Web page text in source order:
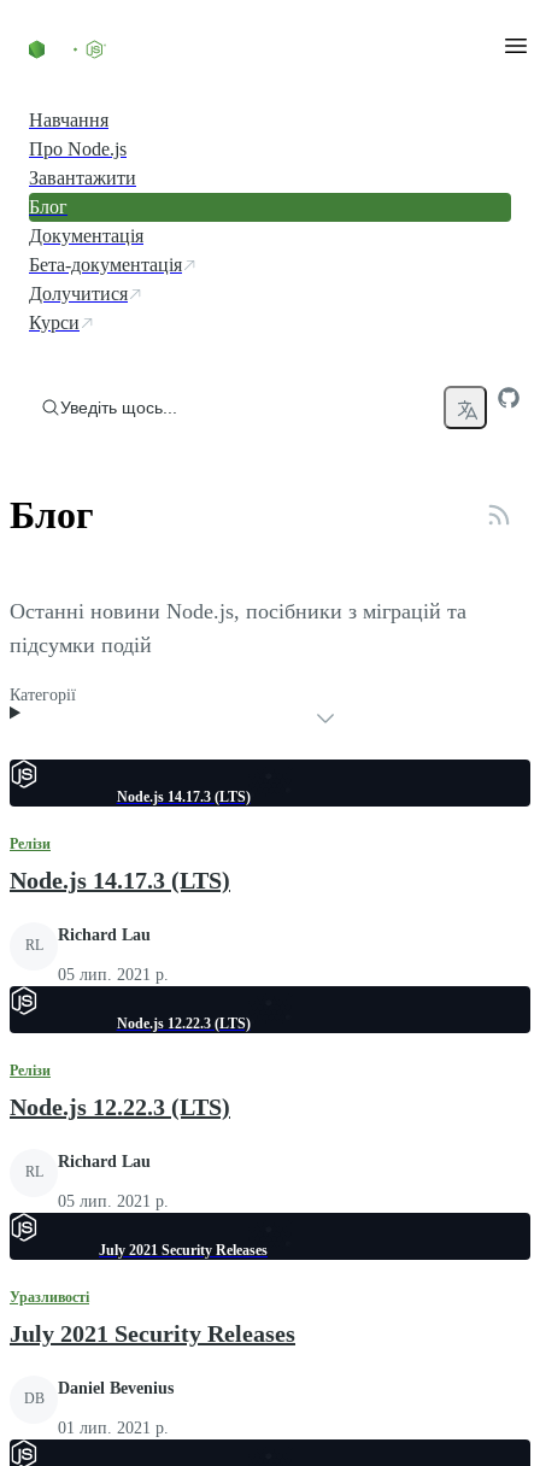
Навчання
Про Node.js
Завантажити
Блог
Документація
Бета-документація
Долучитися
Курси
Уведіть щось...
Блог
Останні новини Node.js, посібники з міграцій та
підсумки подій
Категорії
Node.js 14.17.3 (LTS)
Релізи
Node.js 14.17.3 (LTS)
RL
Richard Lau
05 лип. 2021 р.
Node.js 12.22.3 (LTS)
Релізи
Node.js 12.22.3 (LTS)
RL
Richard Lau
05 лип. 2021 р.
July 2021 Security Releases
Уразливості
July 2021 Security Releases
DB
Daniel Bevenius
01 лип. 2021 р.